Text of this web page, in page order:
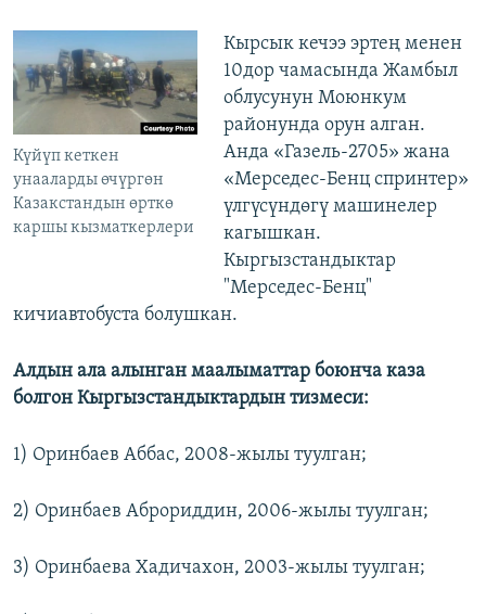
Күйүп кеткен
унааларды өчүргөн
Казакстандын өрткө
каршы кызматкерлери
Кырсык кечээ эртең менен
10дор чамасында Жамбыл
облусунун Моюнкум
районунда орун алган.
Анда «Газель-2705» жана
«Мерседес-Бенц спринтер»
үлгүсүндөгү машинелер
кагышкан.
Кыргызстандыктар
"Мерседес-Бенц"
кичиавтобуста болушкан.
Алдын ала алынган маалыматтар боюнча каза
болгон Кыргызстандыктардын тизмеси:
1) Оринбаев Аббас, 2008-жылы туулган;
2) Оринбаев Аброриддин, 2006-жылы туулган;
3) Оринбаева Хадичахон, 2003-жылы туулган;